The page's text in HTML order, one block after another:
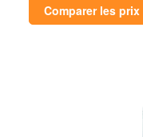
Comparer les prix